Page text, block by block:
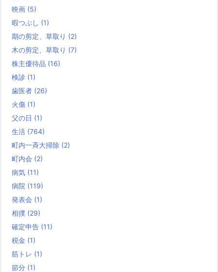
映画 (5)
暇つぶし (1)
期の剪定、草取り (2)
木の剪定、草取り (7)
株主優待品 (16)
検診 (1)
歯医者 (26)
火傷 (1)
父の日 (1)
生活 (764)
町内一斉大掃除 (2)
町内会 (2)
病気 (11)
病院 (119)
発表会 (1)
相撲 (29)
確定申告 (11)
税金 (1)
筋トレ (1)
節分 (1)